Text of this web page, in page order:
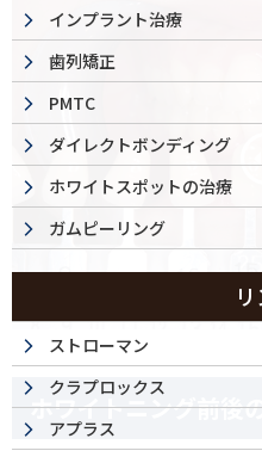
ホワイトニング前後
インプラント治療
歯列矯正
PMTC
ダイレクトボンディング
ホワイトスポットの治療
ガムピーリング
ストローマン
クラプロックス
アプラス